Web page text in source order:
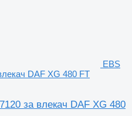
EBS
DAF XG 480 FT
за влекач DAF XG 480